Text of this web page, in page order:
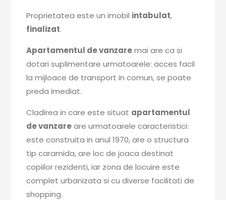
Proprietatea este un imobil intabulat,
finalizat.
Apartamentul de vanzaremai are ca si
dotari suplimentare urmatoarele: acces facil
la mijloace de transport in comun, se poate
preda imediat.
Cladirea in care este situat apartamentul
de vanzareare urmatoarele caracteristici:
este construita in anul 1970, are o structura
tip caramida, are loc de joaca destinat
copiilor rezidenti, iar zona de locuire este
complet urbanizata si cu diverse facilitati de
shopping.